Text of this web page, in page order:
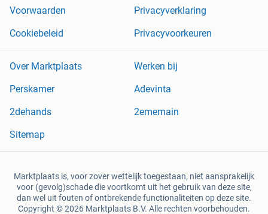
Voorwaarden
Privacyverklaring
Cookiebeleid
Privacyvoorkeuren
Over Marktplaats
Werken bij
Perskamer
Adevinta
2dehands
2ememain
Sitemap
Marktplaats is, voor zover wettelijk toegestaan, niet aansprakelijk
voor (gevolg)schade die voortkomt uit het gebruik van deze site,
dan wel uit fouten of ontbrekende functionaliteiten op deze site.
Copyright © 2026 Marktplaats B.V. Alle rechten voorbehouden.